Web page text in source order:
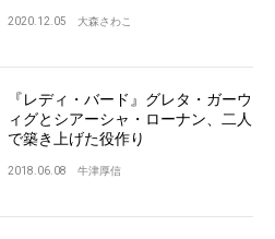
2020.12.05 大森さわこ
『レディ・バード』グレタ・ガーウ
ィグとシアーシャ・ローナン、二人
で築き上げた役作り
2018.06.08 牛津厚信